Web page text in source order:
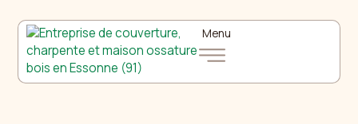
Menu